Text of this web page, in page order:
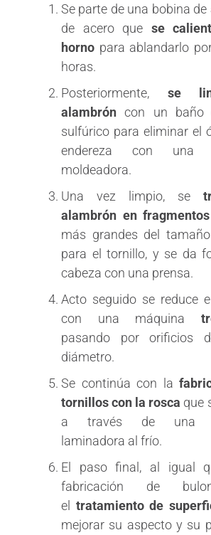
Se parte de una bobina
de acero que se
horno para ablandarlo
horas.
Posteriormente, se
alambróncon un baño
sulfúrico para eliminar el
endereza con una
moldeadora.
Una vez limpio, se
alambrón en fragmentos
más grandes del
para el tornillo, y se da
cabeza con una prensa.
Acto seguido se reduce
con una máquina
pasando por orificios
diámetro.
Se continúa con la
tornillos con la rosca que
a través de una
laminadora al frío.
El paso final, al igual
fabricación de
el tratamiento de
mejorar su aspecto y su